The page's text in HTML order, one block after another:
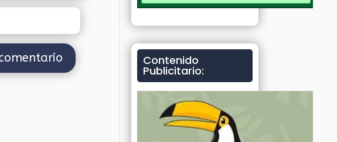
Contenido
Publicitario: